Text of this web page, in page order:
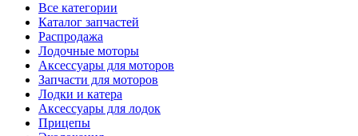
Все категории
Каталог запчастей
Распродажа
Лодочные моторы
Аксессуары для моторов
Запчасти для моторов
Лодки и катера
Аксессуары для лодок
Прицепы